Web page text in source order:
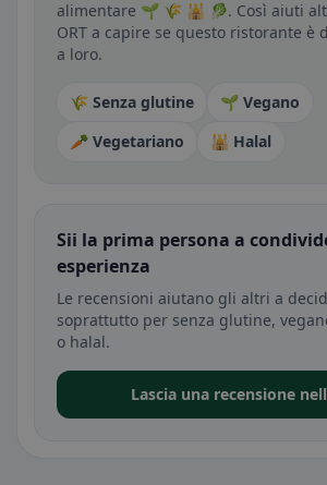
alimentare 🌱 🌾 🕌 🥬. Così aiuti
ORT a capire se questo ristorante è
a loro.
🌾 Senza glutine
🌱 Vegano
🥕 Vegetariano
🕌 Halal
Sii la prima persona a
esperienza
Le recensioni aiutano gli altri a
soprattutto per senza glutine,
o halal.
Lascia una recensione